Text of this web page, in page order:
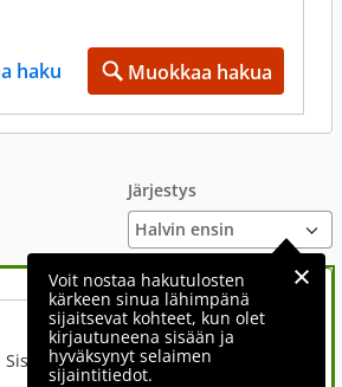
haku Muokkaa hakua
Järjestys
Voit nostaa hakutulosten
kärkeen sinua lähimpänä
sijaitsevat kohteet, kun olet
kirjautuneena sisään ja
hyväksynyt selaimen
sijaintitiedot.
22 890 €
ALV väh.kelp.
Alv!